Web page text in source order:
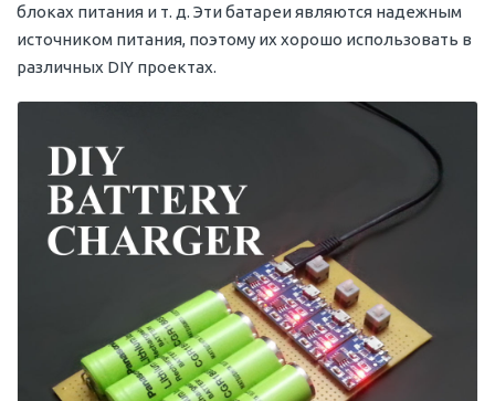
блоках питания и т. д. Эти батареи являются надежным
источником питания, поэтому их хорошо использовать в
различных DIY проектах.